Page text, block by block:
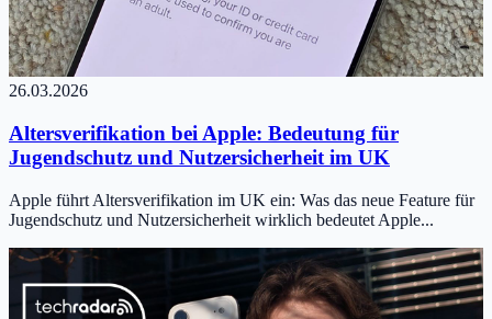
26.03.2026
Altersverifikation bei Apple: Bedeutung für
Jugendschutz und Nutzersicherheit im UK
Apple führt Altersverifikation im UK ein: Was das neue Feature für
Jugendschutz und Nutzersicherheit wirklich bedeutet Apple...